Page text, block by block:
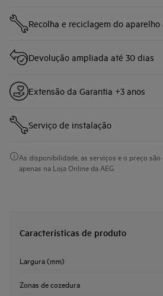
Recolha e reciclagem do aparelho
Devolução ampliada até 30 dias
Extensão da Garantia +3 anos
Serviço de instalação
As disponibilidade, as serviços e o preço
apenas na Loja Online da AEG.
Características de produto
Largura (mm)
Zonas de cozedura